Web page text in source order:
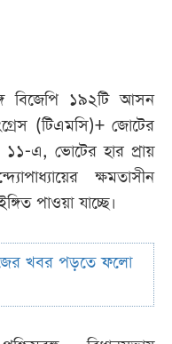
বিজেপি ১৯২টি আসন
(টিএমসি)+ জোটের
এ, ভোটের হার প্রায়
ক্ষমতাসীন
পাওয়া যাচ্ছে।
খবর পড়তে ফলো